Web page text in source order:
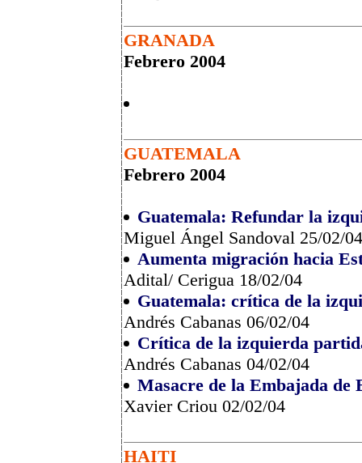
GRANADA
Febrero 2004
GUATEMALA
Febrero 2004
Guatemala: Refundar la
Miguel Ángel Sandoval 25/02/04
Aumenta migración hacia
Adital/ Cerigua 18/02/04
Guatemala: crítica de la
Andrés Cabanas 06/02/04
Crítica de la izquierda
Andrés Cabanas 04/02/04
Masacre de la Embajada de
Xavier Criou 02/02/04
HAITI